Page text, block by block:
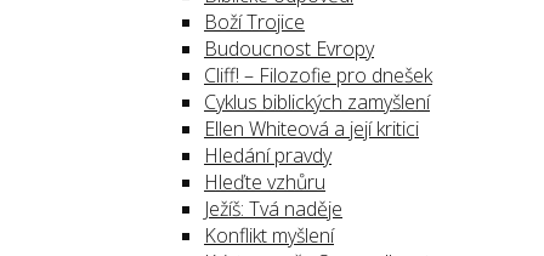
Boží Trojice
Budoucnost Evropy
Cliff! – Filozofie pro dnešek
Cyklus biblických zamyšlení
Ellen Whiteová a její kritici
Hledání pravdy
Hleďte vzhůru
Ježíš: Tvá naděje
Konflikt myšlení